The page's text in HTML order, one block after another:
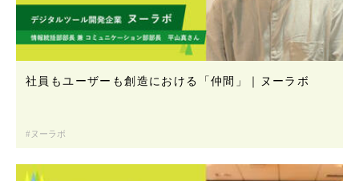
社員もユーザーも創造における「仲間」｜ヌーラボ
ヌーラボ